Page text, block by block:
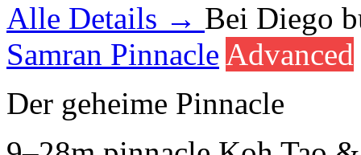
Alle Details → Bei Diego
Samran Pinnacle Advanced
Der geheime Pinnacle